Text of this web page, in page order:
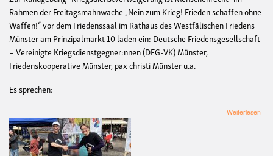
Rahmen der Freitagsmahnwache „Nein zum Krieg! Frieden schaffen ohne
Waffen!“ vor dem Friedenssaal im Rathaus des Westfälischen Friedens
Münster am Prinzipalmarkt 10 laden ein: Deutsche Friedensgesellschaft
– Vereinigte Kriegsdienstgegner:nnen (DFG-VK) Münster,
Friedenskooperative Münster, pax christi Münster u.a.
Es sprechen:
Weiterlesen